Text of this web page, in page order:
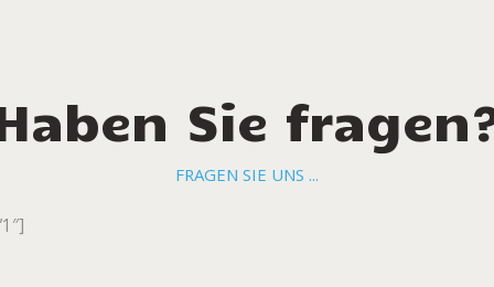
Sie
FRAGEN SIE UNS ...